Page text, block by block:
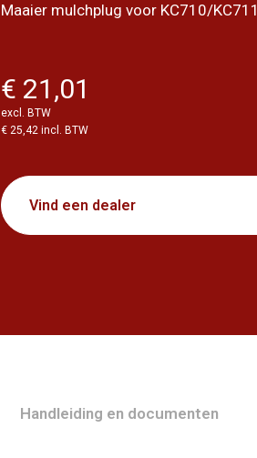
Maaier mulchplug voor KC710/KC711
€ 21,01
excl. BTW
€ 25,42 incl. BTW
Vind een dealer
Handleiding en documenten